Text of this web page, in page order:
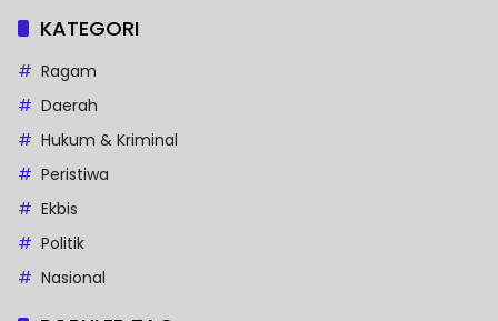
KATEGORI
Ragam
Daerah
Hukum & Kriminal
Peristiwa
Ekbis
Politik
Nasional